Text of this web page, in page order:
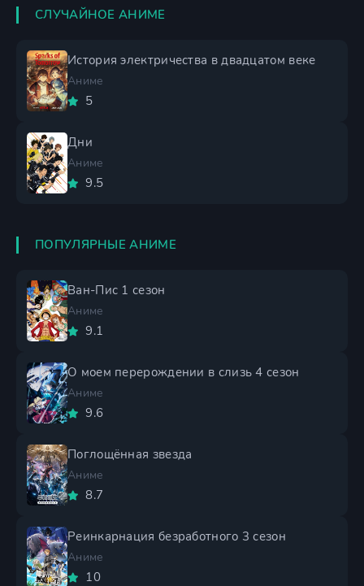
СЛУЧАЙНОЕ АНИМЕ
История электричества в двадцатом веке
Аниме
5
Дни
Аниме
9.5
ПОПУЛЯРНЫЕ АНИМЕ
Ван-Пис 1 сезон
Аниме
9.1
О моем перерождении в слизь 4 сезон
Аниме
9.6
Поглощённая звезда
Аниме
8.7
Реинкарнация безработного 3 сезон
Аниме
10